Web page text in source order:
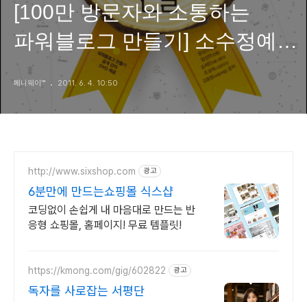
[100만 방문자와 소통하는
파워블로그 만들기] 소수정예
서평단 이벤트 (발표)
페니웨이™ 2011. 6. 4. 10:50
http://www.sixshop.com 광고
6분만에 만드는쇼핑몰 식스샵
코딩없이 손쉽게 내 마음대로 만드는 반
응형 쇼핑몰, 홈페이지! 무료 템플릿!
https://kmong.com/gig/602822 광고
독자를 사로잡는 서평단